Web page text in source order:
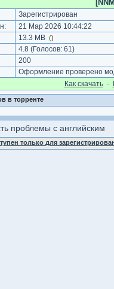
Зарегистрирован
21 Мар 2026 10:44:22
13.3 MB ()
4.8 (Голосов: 61)
200
Оформление проверено
Как cкачать·
в торренте
проблемы с английским
только для